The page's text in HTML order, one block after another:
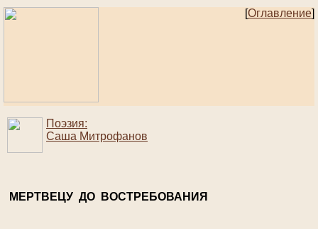
[Оглавление]
Поэзия:
Саша Митрофанов
МЕРТВЕЦУ ДО ВОСТРЕБОВАНИЯ